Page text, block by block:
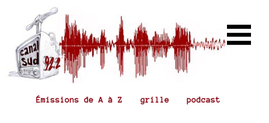
Émissions de A à Z grille podcast